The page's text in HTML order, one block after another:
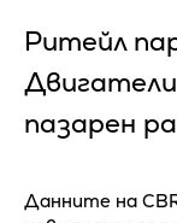
Ритейл
пазарен
Данните на